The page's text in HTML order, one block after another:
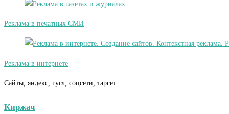
Реклама в печатных СМИ
Реклама в интернете
Сайты, яндекс, гугл, соцсети, таргет
Киржач